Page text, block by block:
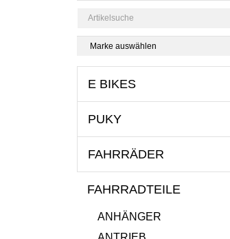
E BIKES
PUKY
FAHRRÄDER
FAHRRADTEILE
ANHÄNGER